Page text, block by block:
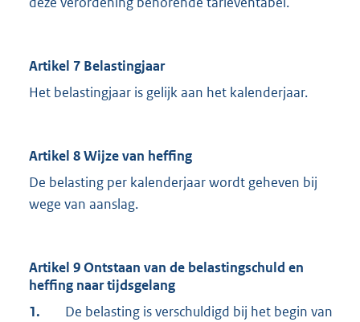
Artikel 7 Belastingjaar
Het belastingjaar is gelijk aan het kalenderjaar.
Artikel 8 Wijze van heffing
De belasting per kalenderjaar wordt geheven bij
wege van aanslag.
Artikel 9 Ontstaan van de belastingschuld en
heffing naar tijdsgelang
1.
De belasting is verschuldigd bij het begin van